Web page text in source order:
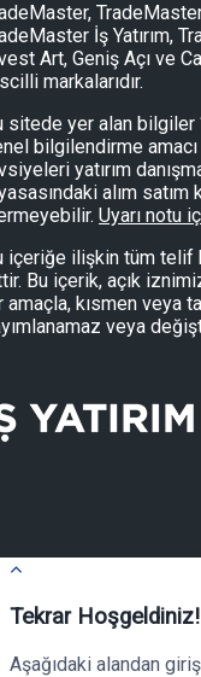
İş Yatırım,
Art, Geniş Açı ve
markalarıdır.
sitede yer alan bilgiler
bilgilendirme amacı
yatırım
alım
Uyarı notu
içeriğe ilişkin tüm telif
Bu içerik, açık
amaçla, kısmen veya
veya
Tekrar Hoşgeldiniz!
Aşağıdaki alandan